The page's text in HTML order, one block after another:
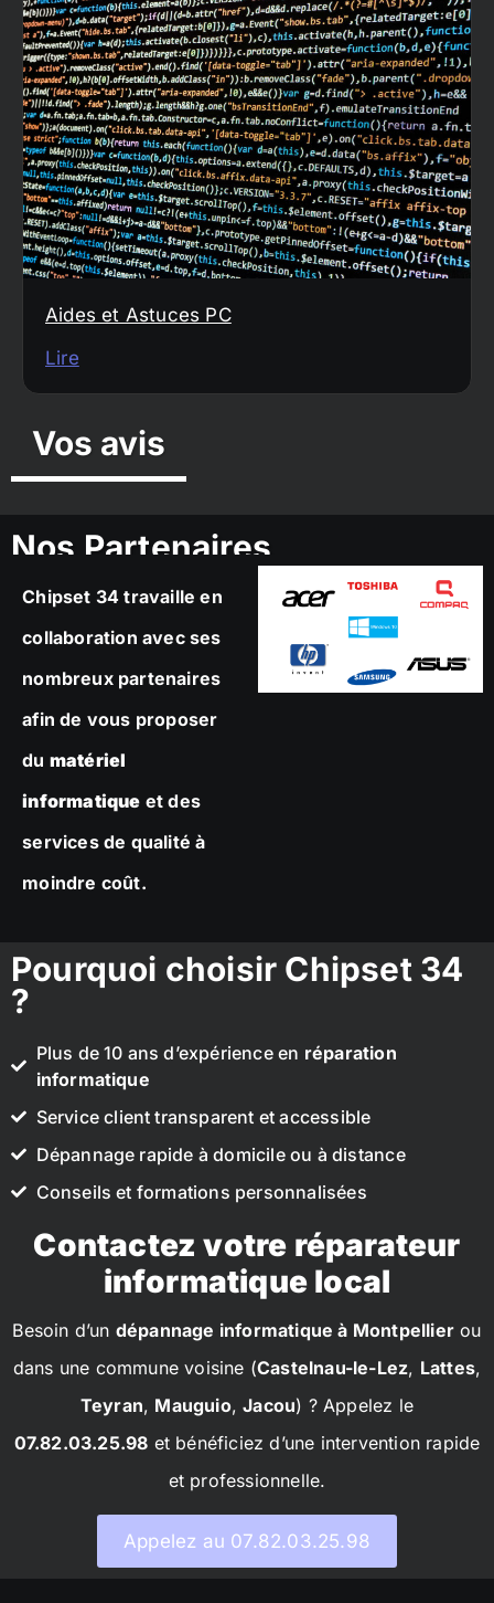
Aides et Astuces PC
Lire
Vos avis
Nos Partenaires
Chipset 34 travaille en
collaboration avec ses
nombreux partenaires
afin de vous proposer
du matériel
informatique et des
services de qualité à
moindre coût.
Pourquoi choisir Chipset 34
?
Plus de 10 ans d’expérience en réparation
informatique
Service client transparent et accessible
Dépannage rapide à domicile ou à distance
Conseils et formations personnalisées
Contactez votre réparateur
informatique local
Besoin d’un dépannage informatique à Montpellier ou
dans une commune voisine (Castelnau-le-Lez, Lattes,
Teyran, Mauguio,Jacou) ? Appelez le
07.82.03.25.98 et bénéficiez d’une intervention rapide
et professionnelle.
Appelez au 07.82.03.25.98